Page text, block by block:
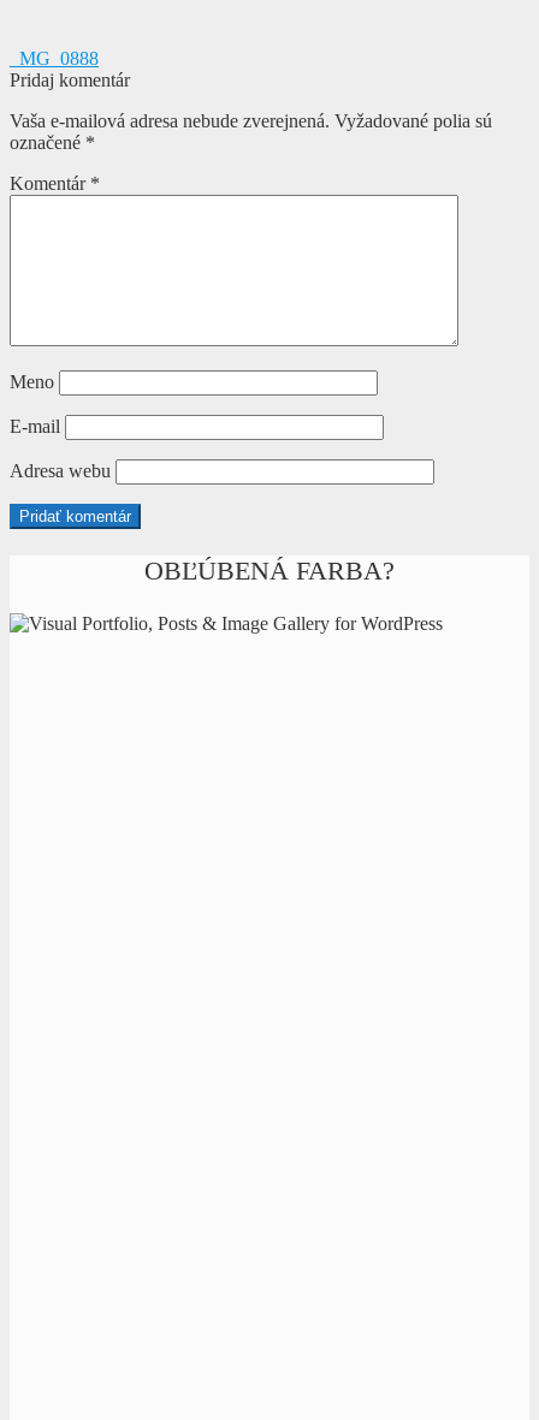
Navigácia
v
článku
Predchádzajúci
článok:
_MG_0888
Pridaj komentár
Vaša e-mailová adresa nebude zverejnená. Vyžadované polia sú
označené *
Komentár *
Meno
E-mail
Adresa webu
OBĽÚBENÁ FARBA?